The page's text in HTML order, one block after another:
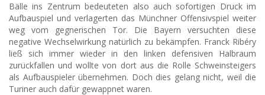
Bälle ins Zentrum bedeuteten also auch sofortigen Druck im
Aufbauspiel und verlagerten das Münchner Offensivspiel weiter
weg vom gegnerischen Tor. Die Bayern versuchten diese
negative Wechselwirkung natürlich zu bekämpfen. Franck Ribéry
ließ sich immer wieder in den linken defensiven Halbraum
zurückfallen und wollte von dort aus die Rolle Schweinsteigers
als Aufbauspieler übernehmen. Doch dies gelang nicht, weil die
Turiner auch dafür gewappnet waren.